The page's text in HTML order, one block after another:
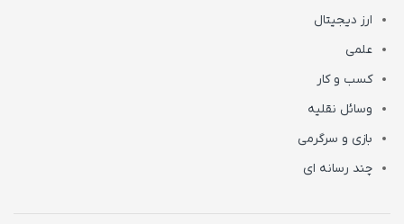
ارز دیجیتال
علمی
کسب و کار
وسائل نقلیه
بازی و سرگرمی
چند رسانه ای